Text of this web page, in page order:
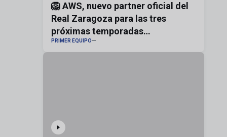
🦁 AWS, nuevo partner oficial del
Real Zaragoza para las tres
próximas temporadas
#realzaragoza
PRIMER EQUIPO